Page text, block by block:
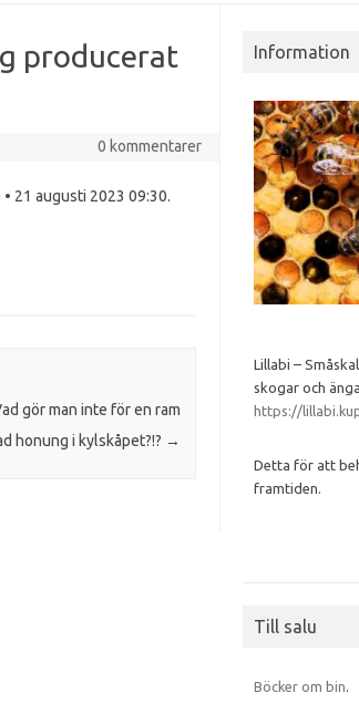
producerat
0 kommentarer
21 augusti 2023 09:30.
gör man inte för en ram
honung i kylskåpet?!? →
Information
Lillabi –
skogar och
https://
Detta för att
framtiden.
Till salu
Böcker om bin.